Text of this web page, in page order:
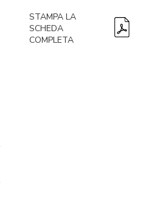
STAMPA LA
SCHEDA
COMPLETA